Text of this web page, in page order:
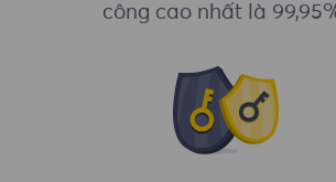
công cao nhất là